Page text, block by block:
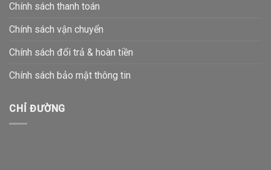
Chính sách thanh toán
Chính sách vận chuyển
Chính sách đổi trả & hoàn tiền
Chính sách bảo mật thông tin
CHỈ ĐƯỜNG